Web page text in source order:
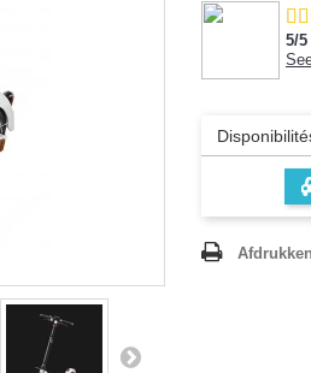
5/5
Afdrukken